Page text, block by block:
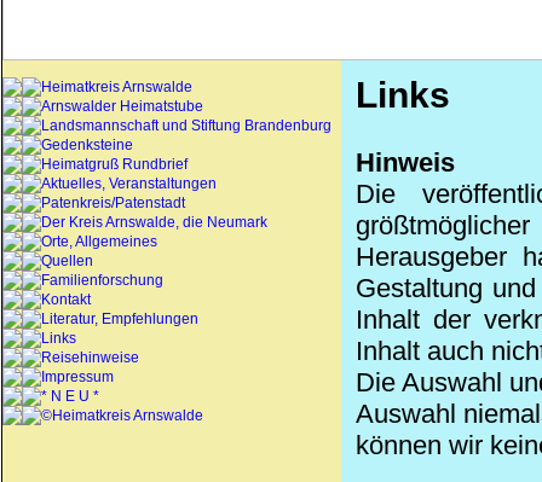
Heimatkreis Arnswalde
Arnswalder Heimatstube
Landsmannschaft und Stiftung Brandenburg
Gedenksteine
Heimatgruß Rundbrief
Aktuelles, Veranstaltungen
Patenkreis/Patenstadt
Der Kreis Arnswalde, die Neumark
Orte, Allgemeines
Quellen
Familienforschung
Kontakt
Literatur, Empfehlungen
Links
Reisehinweise
Impressum
* N E U *
©Heimatkreis Arnswalde
Links
Hinweis
Die
Herausgeber
Gestaltung
Inhalt der
Inhalt auch
Die Auswahl
Auswahl
können wir